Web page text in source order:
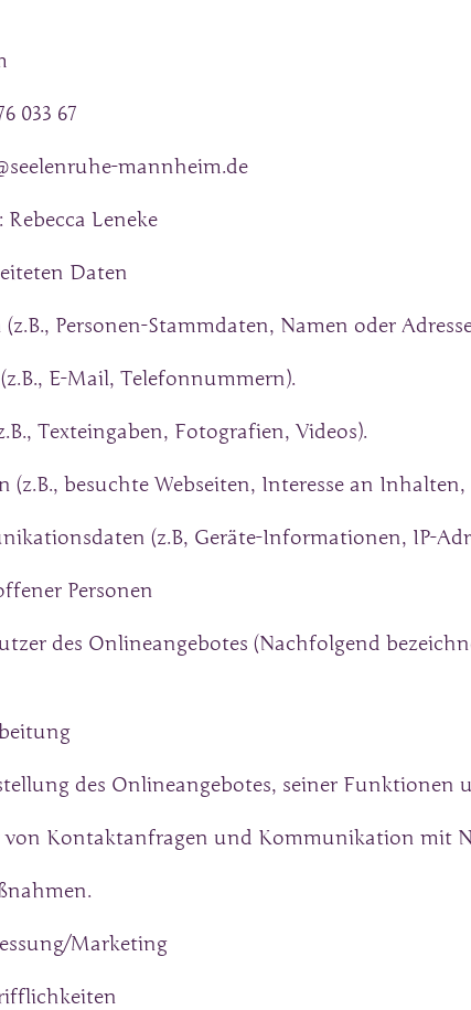
033 67
mannheim.de
Leneke
Daten
Personen-Stammdaten, Namen oder
E-Mail, Telefonnummern).
Texteingaben, Fotografien, Videos).
(z.B., besuchte Webseiten, Interesse an
(z.B, Geräte-Informationen, IP-
Personen
des Onlineangebotes (Nachfolgend
des Onlineangebotes, seiner Funktionen
von Kontaktanfragen und Kommunikation mit
Marketing